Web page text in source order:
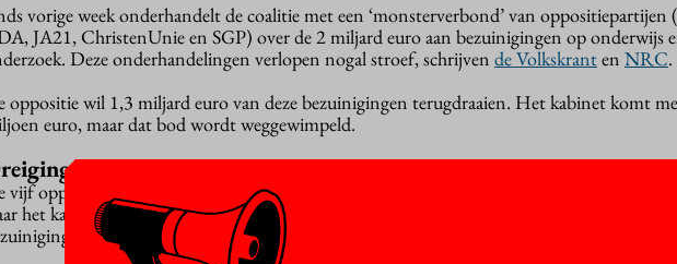
vorige week onderhandelt de coalitie met een ‘monsterverbond’ van oppositiepartijen
JA21, ChristenUnie en SGP) over de 2 miljard euro aan bezuinigingen op onderwijs
Deze onderhandelingen verlopen nogal stroef, schrijven de Volkskranten NRC.
oppositie wil 1,3 miljard euro van deze bezuinigingen terugdraaien. Het kabinet komt
euro, maar dat bod wordt weggewimpeld.
vijf oppositiepartijen dreigen in de Eerste Kamer tegen de begroting van het ministerie te
het kabinet geen meerderheid heeft. Dan blijft de oude begroting overeind – zonder de